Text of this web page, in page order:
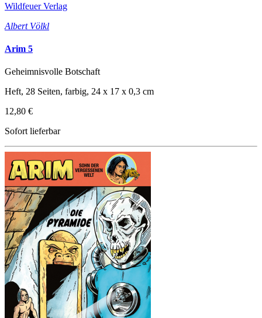
Wildfeuer Verlag
Albert Völkl
Arim 5
Geheimnisvolle Botschaft
Heft, 28 Seiten, farbig, 24 x 17 x 0,3 cm
12,80 €
Sofort lieferbar